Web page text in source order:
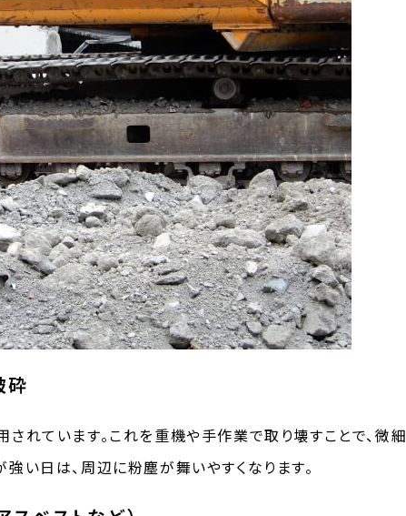
砕
れています。これを重機や手作業で取り壊すことで、微細
い日は、周辺に粉塵が舞いやすくなります。